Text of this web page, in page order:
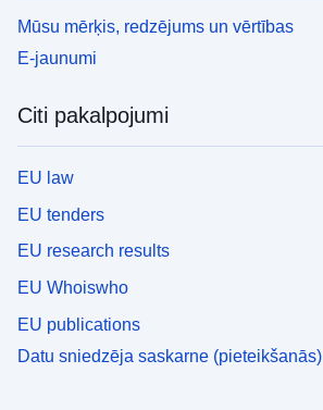
Mūsu mērķis, redzējums un vērtības
E-jaunumi
Citi pakalpojumi
EU law
EU tenders
EU research results
EU Whoiswho
EU publications
Datu sniedzēja saskarne (pieteikšanās)